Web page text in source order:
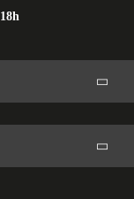
18h